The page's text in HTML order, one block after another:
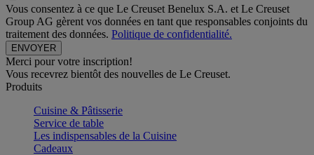
Vous consentez à ce que Le Creuset Benelux S.A. et Le Creuset
Group AG gèrent vos données en tant que responsables conjoints du
traitement des données. Politique de confidentialité.
Merci pour votre inscription!
Vous recevrez bientôt des nouvelles de Le Creuset.
Produits
Cuisine & Pâtisserie
Service de table
Les indispensables de la Cuisine
Cadeaux